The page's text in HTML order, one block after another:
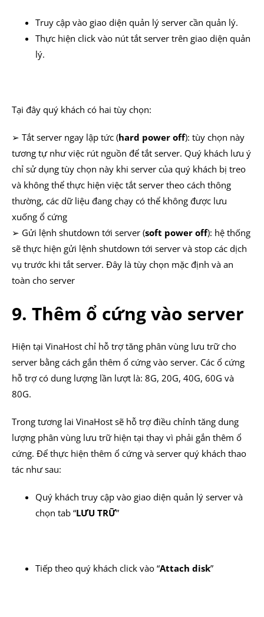
Truy cập vào giao diện quản lý server cần quản lý.
Thực hiện click vào nút tắt server trên giao diện quản
lý.
Tại đây quý khách có hai tùy chọn:
➢ Tắt server ngay lập tức (hard power off): tùy chọn này
tương tự như việc rút nguồn để tắt server. Quý khách lưu ý
chỉ sử dụng tùy chọn này khi server của quý khách bị treo
và không thể thực hiện việc tắt server theo cách thông
thường, các dữ liệu đang chạy có thể không được lưu
xuống ổ cứng
➢ Gửi lệnh shutdown tới server (soft power off): hệ thống
sẽ thực hiện gửi lệnh shutdown tới server và stop các dịch
vụ trước khi tắt server. Đây là tùy chọn mặc định và an
toàn cho server
9. Thêm ổ cứng vào server
Hiện tại VinaHost chỉ hỗ trợ tăng phân vùng lưu trữ cho
server bằng cách gắn thêm ổ cứng vào server. Các ổ cứng
hỗ trợ có dung lượng lần lượt là: 8G, 20G, 40G, 60G và
80G.
Trong tương lai VinaHost sẽ hỗ trợ điều chỉnh tăng dung
lượng phân vùng lưu trữ hiện tại thay vì phải gắn thêm ổ
cứng. Để thực hiện thêm ổ cứng và server quý khách thao
tác như sau:
Quý khách truy cập vào giao diện quản lý server và
chọn tab “LƯU TRỮ”
Tiếp theo quý khách click vào “Attach disk”